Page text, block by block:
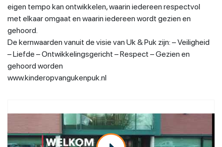
eigen tempo kan ontwikkelen, waarin iedereen respectvol
met elkaar omgaat en waarin iedereen wordt gezien en
gehoord.
De kernwaarden vanuit de visie van Uk & Puk zijn: – Veiligheid
– Liefde – Ontwikkelingsgericht – Respect – Gezien en
gehoord worden
www.kinderopvangukenpuk.nl